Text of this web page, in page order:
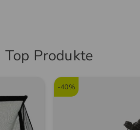
Top Produkte
-40%